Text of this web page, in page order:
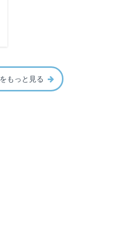
もっと見る